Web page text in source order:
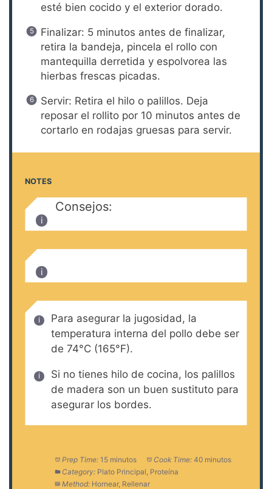
esté bien cocido y el exterior dorado.
Finalizar: 5 minutos antes de finalizar,
retira la bandeja, pincela el rollo con
mantequilla derretida y espolvorea las
hierbas frescas picadas.
Servir: Retira el hilo o palillos. Deja
reposar el rollito por 10 minutos antes de
cortarlo en rodajas gruesas para servir.
NOTES
Consejos:
Para asegurar la jugosidad, la
temperatura interna del pollo debe ser
de 74°C (165°F).
Si no tienes hilo de cocina, los palillos
de madera son un buen sustituto para
asegurar los bordes.
Prep Time: 15 minutos Cook Time: 40 minutos
Category: Plato Principal, Proteína
Method: Hornear, Rellenar